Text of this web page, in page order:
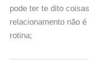
pode ter te dito
relacionamento não
rotina;